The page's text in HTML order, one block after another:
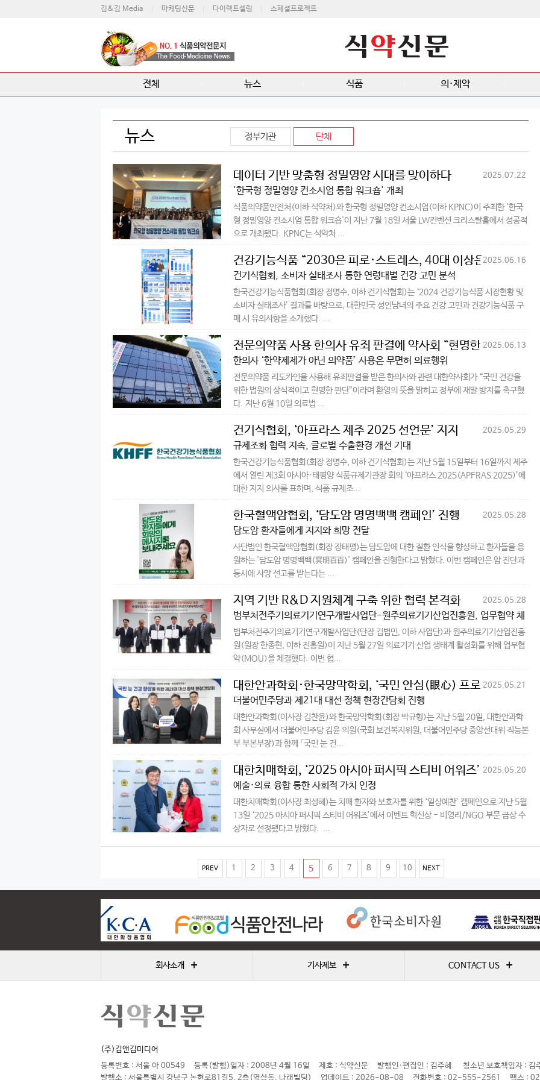
김&김 Media 마케팅신문 다이렉트셀링 스페셜프로젝트
전체 뉴스 식품 의·제약
뉴스 정부기관 단체
데이터 기반 맞춤형 정밀영양 시대를 맞이하다
'한국형 정밀영양 컨소시엄 통합 워크숍' 개최
2025.07.22
식품의약품안전처(이하 식약처)와 한국형 정밀영양 컨소시엄(이하 KPNC)이 주최한 '한국
형 정밀영양 컨소시엄 통합 워크숍'이 지난 7월 18일 서울 LW컨벤션 크리스탈홀에서 성공적
으로 개최됐다. KPNC는 식약처 ...
건강기능식품 “2030은 피로·스트레스, 40대 이상은 눈 건강”
건기식협회, 소비자 실태조사 통한 연령대별 건강 고민 분석
2025.06.16
한국건강기능식품협회(회장 정명수, 이하 건기식협회)는 ‘2024 건강기능식품 시장현황 및
소비자 실태조사’ 결과를 바탕으로, 대한민국 성인남녀의 주요 건강 고민과 건강기능식품 구
매 시 유의사항을 소개했다. ...
전문의약품 사용 한의사 유죄 판결에 약사회 “현명한 판단”
한의사 ‘한약제제가 아닌 의약품’ 사용은 무면허 의료행위
2025.06.13
전문의약품 리도카인을 사용해 유죄판결을 받은 한의사와 관련 대한약사회가 “국민 건강을
위한 법원의 상식적이고 현명한 판단”이라며 환영의 뜻을 밝히고 정부에 재발 방지를 촉구했
다. 지난 6월 10일 의료법 ...
건기식협회, ‘아프라스 제주 2025 선언문’ 지지
규제조화 협력 지속, 글로벌 수출환경 개선 기대
2025.05.29
한국건강기능식품협회(회장 정명수, 이하 건기식협회)는 지난 5월 15일부터 16일까지 제주
에서 열린 제3회 아시아·태평양 식품규제기관장 회의 ‘아프라스 2025(APFRAS 2025)’에
대한 지지 의사를 표하며, 식품 규제조...
한국혈액암협회, ‘담도암 명명백백 캠페인’ 진행
담도암 환자들에게 지지와 희망 전달
2025.05.28
사단법인 한국혈액암협회(회장 장태평)는 담도암에 대한 질환 인식을 향상하고 환자들을 응
원하는 '담도암 명명백백(冥明百百)' 캠페인을 진행한다고 밝혔다. 이번 캠페인은 암 진단과
동시에 사망 선고를 받는다는 ...
지역 기반 R&D 지원체계 구축 위한 협력 본격화
범부처전주기의료기기연구개발사업단-원주의료기기산업진흥원, 업무협약 체
결
2025.05.28
범부처전주기의료기기연구개발사업단(단장 김법민, 이하 사업단)과 원주의료기기산업진흥
원(원장 한종현, 이하 진흥원)이 지난 5월 27일 의료기기 산업 생태계 활성화를 위해 업무협
약(MOU)을 체결했다. 이번 협...
대한안과학회·한국망막학회, ‘국민 안심(眼心) 프로젝트’ 제
안
더불어민주당과 제21대 대선 정책 현장간담회 진행
2025.05.21
대한안과학회(이사장 김찬윤)와 한국망막학회(회장 박규형)는 지난 5월 20일, 대한안과학
회 사무실에서 더불어민주당 김윤 의원(국회 보건복지위원, 더불어민주당 중앙선대위 직능본
부 부본부장)과 함께 「국민 눈 건...
대한치매학회, ‘2025 아시아 퍼시픽 스티비 어워즈’ 금상 수상
예술·의료 융합 통한 사회적 가치 인정
2025.05.20
대한치매학회(이사장 최성혜)는 치매 환자와 보호자를 위한 ‘일상예찬’ 캠페인으로 지난 5월
13일 ‘2025 아시아 퍼시픽 스티비 어워즈’에서 이벤트 혁신상 - 비영리/NGO 부문 금상 수
상자로 선정됐다고 밝혔다. ...
PREV 1 2 3 4 5(
r
r
6 7 8 9 10 NEXT
회사소개 + 기사제보 + CONTACT US +
(주)김앤김미디어
등록번호 : 서울 아 00549
등록(발행)일자 : 2008년 4월 16일 제호 : 식약신문 발행인·편집인 : 김주혜
청소년 보호책임자 : 김
발행소 : 서울특별시 강남구 논현로81길5, 2층(역삼동, 나래빌딩)
업데이트 : 2026-08-08 전화번호 : 02-555-2561 팩스 :